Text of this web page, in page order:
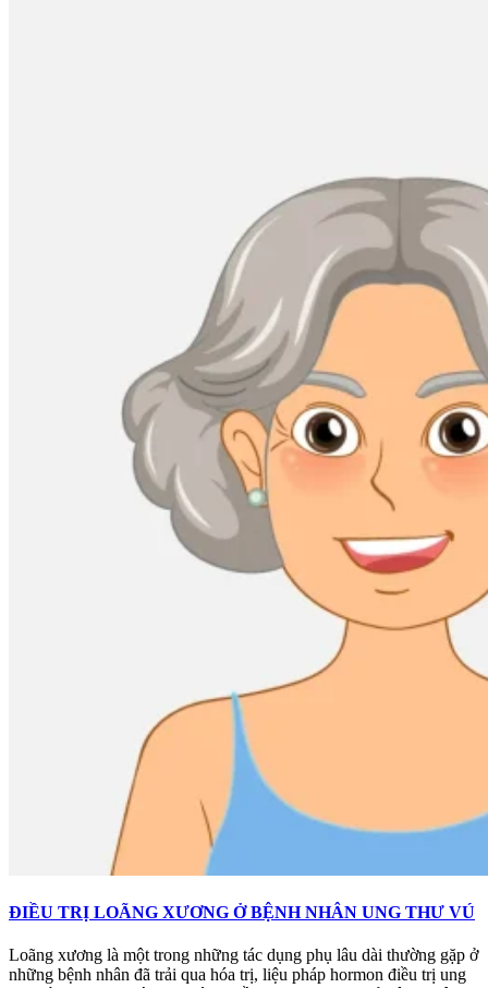
ĐIỀU TRỊ LOÃNG XƯƠNG Ở BỆNH NHÂN UNG THƯ VÚ
Loãng xương là một trong những tác dụng phụ lâu dài thường gặp ở
những bệnh nhân đã trải qua hóa trị, liệu pháp hormon điều trị ung